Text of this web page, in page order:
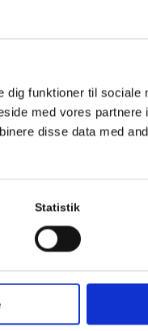
funktioner til sociale
med vores partnere
disse data med
Statistik